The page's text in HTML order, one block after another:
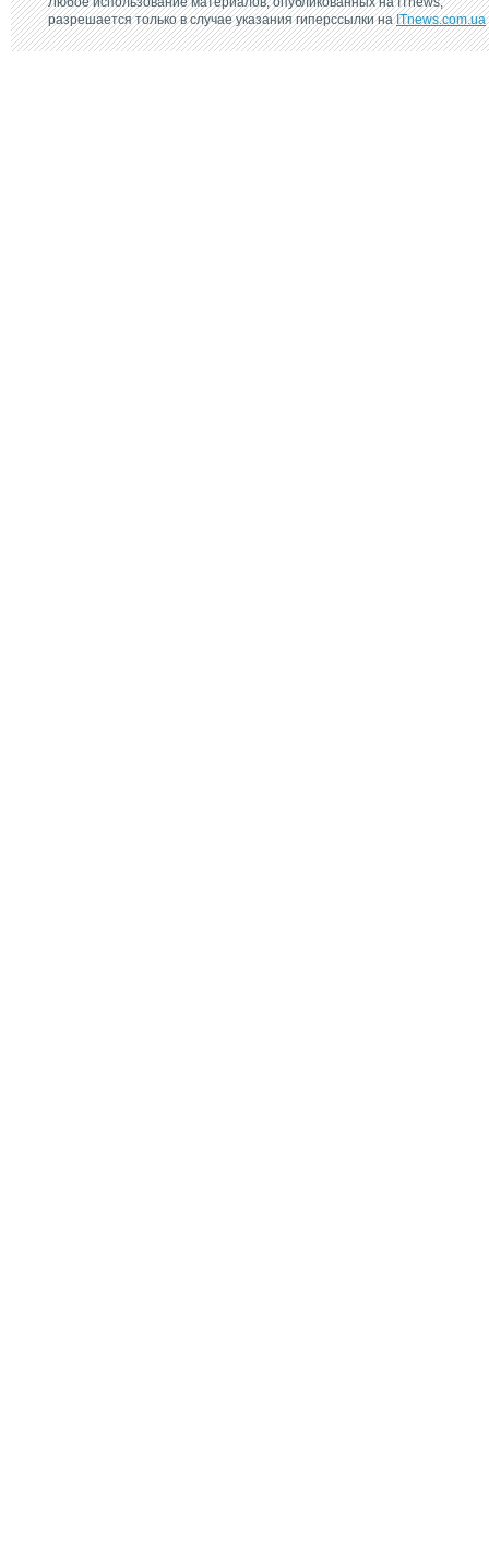
разрешается только в случае указания гиперссылки наITnews.com.ua